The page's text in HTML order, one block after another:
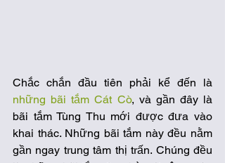
những bãi tắm Cát Cò, và gần đây là
bãi tắm Tùng Thu mới được đưa vào
khai thác. Những bãi tắm này đều nằm
gần ngay trung tâm thị trấn. Chúng đều